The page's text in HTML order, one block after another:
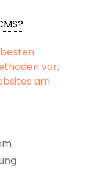
vor,
am